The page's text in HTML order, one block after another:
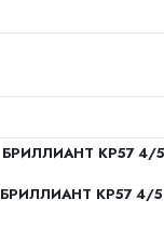
БРИЛЛИАНТ КР57 4/
БРИЛЛИАНТ КР57 4/